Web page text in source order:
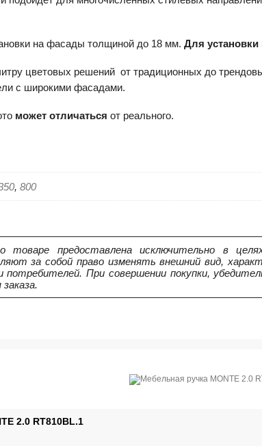
на фасады толщиной до 18 мм.Для
цветовых решений от традиционных до
с широкими фасадами.
может отличаться от реального.
,800
товаре предоставлена исключительно в
за собой право изменять внешний вид,
потребителей. При совершении покупки,
2.0 RT810BL.1